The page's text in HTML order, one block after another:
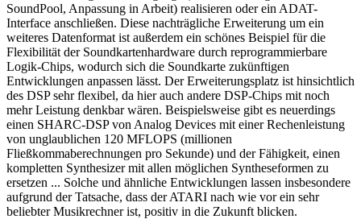
SoundPool, Anpassung in Arbeit) realisieren oder ein ADAT-
Interface anschließen. Diese nachträgliche Erweiterung um ein
weiteres Datenformat ist außerdem ein schönes Beispiel für die
Flexibilität der Soundkartenhardware durch reprogrammierbare
Logik-Chips, wodurch sich die Soundkarte zukünftigen
Entwicklungen anpassen lässt. Der Erweiterungsplatz ist hinsichtlich
des DSP sehr flexibel, da hier auch andere DSP-Chips mit noch
mehr Leistung denkbar wären. Beispielsweise gibt es neuerdings
einen SHARC-DSP von Analog Devices mit einer Rechenleistung
von unglaublichen 120 MFLOPS (millionen
Fließkommaberechnungen pro Sekunde) und der Fähigkeit, einen
kompletten Synthesizer mit allen möglichen Syntheseformen zu
ersetzen ... Solche und ähnliche Entwicklungen lassen insbesondere
aufgrund der Tatsache, dass der ATARI nach wie vor ein sehr
beliebter Musikrechner ist, positiv in die Zukunft blicken.